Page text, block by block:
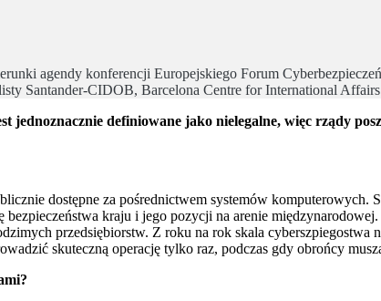
agendy konferencji Europejskiego Forum
Santander-CIDOB, Barcelona Centre for International
definiowane jako nielegalne, więc rządy
dostępne za pośrednictwem systemów
kraju i jego pozycji na arenie
przedsiębiorstw. Z roku na rok skala cyberszpiegostwa
skuteczną operację tylko raz, podczas gdy obrońcy